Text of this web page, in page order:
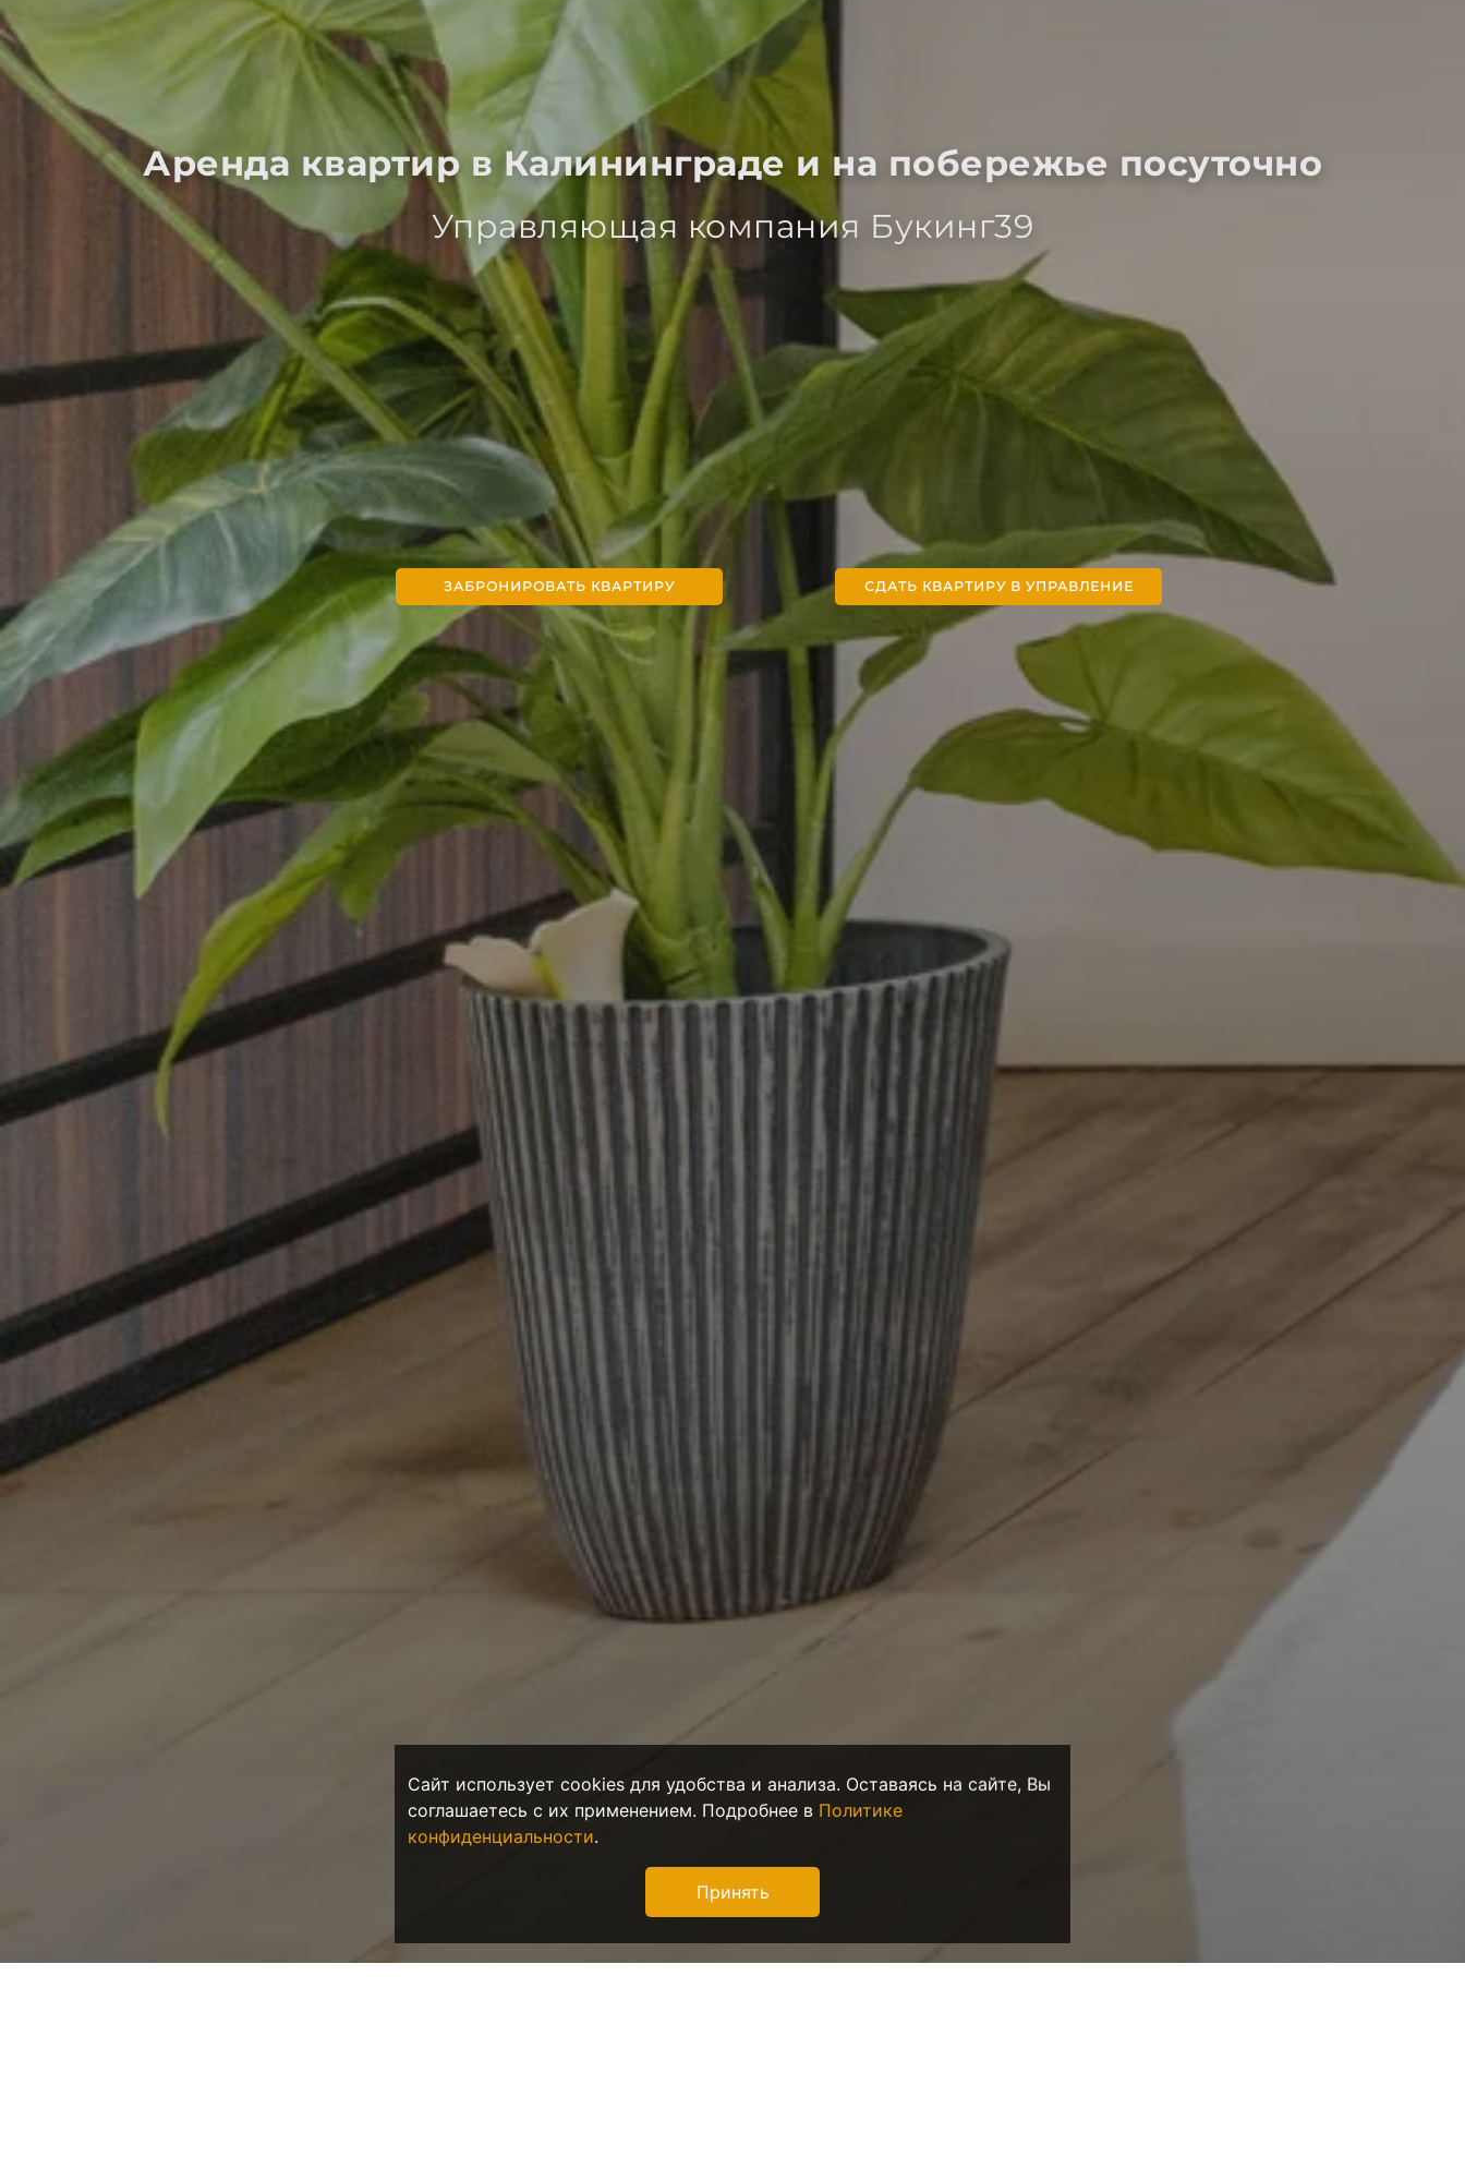
Сайт использует cookies для удобства и анализа. Оставаясь на сайте, Вы
соглашаетесь с их применением. Подробнее в Политике
конфиденциальности.
Принять
ЗАБРОНИРОВАТЬ КВАРТИРУ СДАТЬ КВАРТИРУ В УПРАВЛЕНИЕ
Аренда квартир в Калининграде и на побережье посуточно
Управляющая компания Букинг39